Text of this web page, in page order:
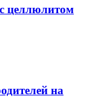
целлюлитом
на